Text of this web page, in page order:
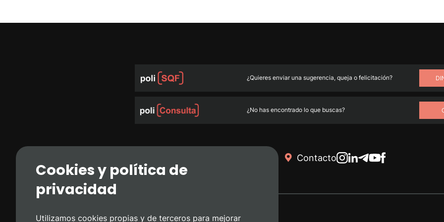
Cookies y política de
privacidad
Utilizamos cookies propias y de terceros para mejorar
¿Quieres enviar una sugerencia, queja o felicitación?
¿No has encontrado lo que buscas?
Contacto